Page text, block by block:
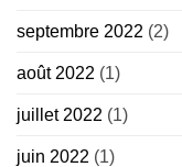
septembre 2022 (2)
août 2022 (1)
juillet 2022 (1)
juin 2022 (1)